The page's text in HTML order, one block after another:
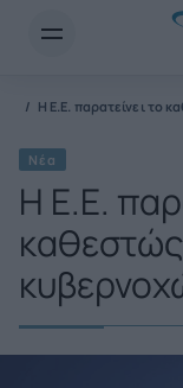
H E.E. παρατείνει
Νέα
H E.E.
Newsletter Email*